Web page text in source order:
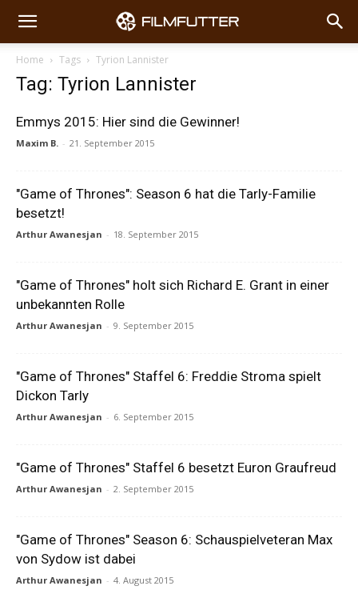
Home Tags Tyrion Lannister
Tag: Tyrion Lannister
Emmys 2015: Hier sind die Gewinner!
Maxim B. - 21. September 2015
"Game of Thrones": Season 6 hat die Tarly-Familie
besetzt!
Arthur Awanesjan - 18. September 2015
"Game of Thrones" holt sich Richard E. Grant in einer
unbekannten Rolle
Arthur Awanesjan - 9. September 2015
"Game of Thrones" Staffel 6: Freddie Stroma spielt
Dickon Tarly
Arthur Awanesjan - 6. September 2015
"Game of Thrones" Staffel 6 besetzt Euron Graufreud
Arthur Awanesjan - 2. September 2015
"Game of Thrones" Season 6: Schauspielveteran Max
von Sydow ist dabei
Arthur Awanesjan - 4. August 2015